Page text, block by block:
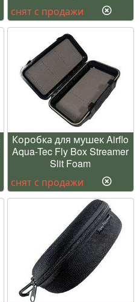
снят с продажи
Коробка для мушек Airflo
Aqua-Tec Fly Box Streamer
Slit Foam
снят с продажи